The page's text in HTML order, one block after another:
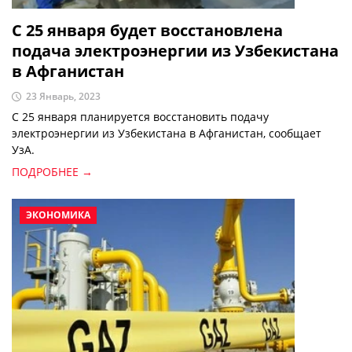
С 25 января будет восстановлена
подача электроэнергии из Узбекистана
в Афганистан
23 Январь, 2023
С 25 января планируется восстановить подачу
электроэнергии из Узбекистана в Афганистан, сообщает
УзА.
ПОДРОБНЕЕ →
ЭКОНОМИКА